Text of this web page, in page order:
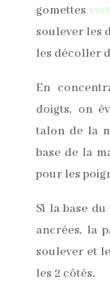
gomettes
soulever les
les décoller
En
doigts, on
talon de la
base de la
pour les
Si la base
ancrées, la
soulever et
les 2 côtés.